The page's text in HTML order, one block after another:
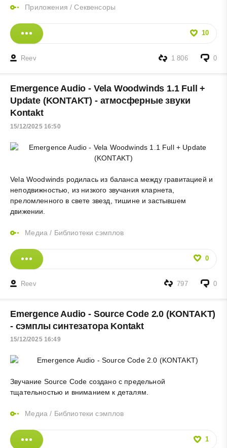
Приложения /Секвенсоры
10
Reev 0
1 806
Emergence Audio - Vela Woodwinds 1.1 Full +
Update (KONTAKT) - атмосферные звуки
Kontakt
15/12/2025 16:50
Vela Woodwinds родилась из баланса между гравитацией и
неподвижностью, из низкого звучания кларнета,
преломленного в свете звезд, тишине и застывшем
движении.
Медиа / Библиотеки сэмплов
0
Reev 0
797
Emergence Audio - Source Code 2.0 (KONTAKT)
- сэмплы синтезатора Kontakt
15/12/2025 16:49
Звучание Source Code создано с предельной
тщательностью и вниманием к деталям.
Медиа / Библиотеки сэмплов
1